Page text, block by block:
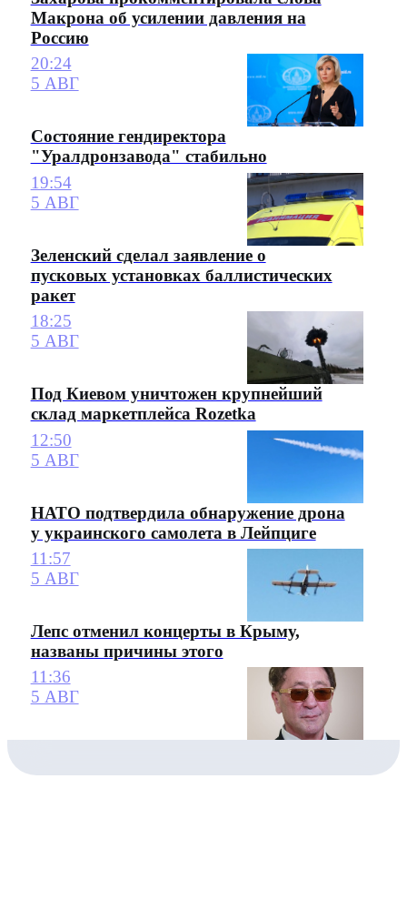
Макрона об усилении давления на
Россию
20:24
5 АВГ
Состояние гендиректора
"Уралдронзавода" стабильно
19:54
5 АВГ
Зеленский сделал заявление о
пусковых установках баллистических
ракет
18:25
5 АВГ
Под Киевом уничтожен крупнейший
склад маркетплейса Rozetka
12:50
5 АВГ
НАТО подтвердила обнаружение дрона
у украинского самолета в Лейпциге
11:57
5 АВГ
Лепс отменил концерты в Крыму,
названы причины этого
11:36
5 АВГ